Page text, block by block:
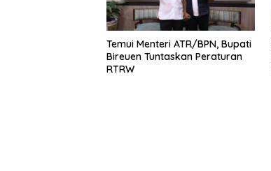
Temui Menteri ATR/BPN, Bupati
Bireuen Tuntaskan Peraturan
RTRW